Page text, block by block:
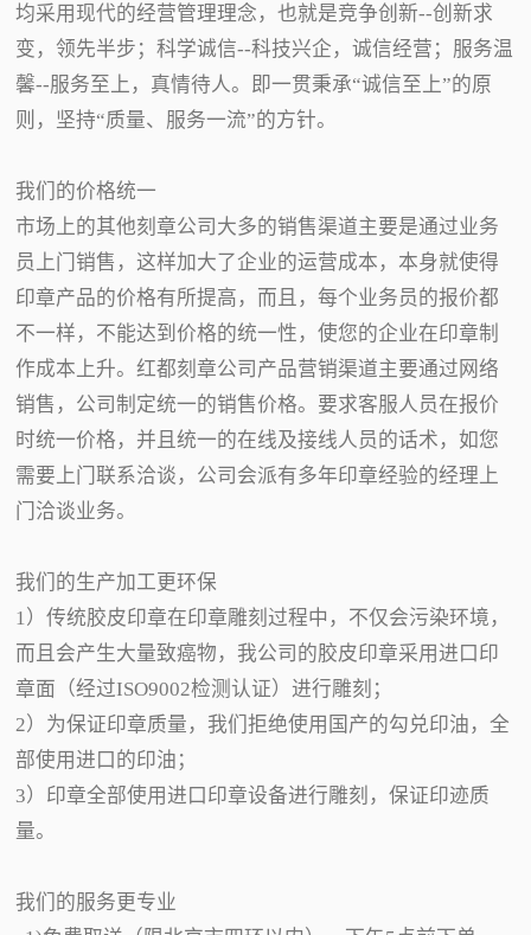
均采用现代的经营管理理念，也就是竞争创新--创新求
变，领先半步；科学诚信--科技兴企，诚信经营；服务温
馨--服务至上，真情待人。即一贯秉承“诚信至上”的原
则，坚持“质量、服务一流”的方针。
我们的价格统一
市场上的其他刻章公司大多的销售渠道主要是通过业务
员上门销售，这样加大了企业的运营成本，本身就使得
印章产品的价格有所提高，而且，每个业务员的报价都
不一样，不能达到价格的统一性，使您的企业在印章制
作成本上升。红都刻章公司产品营销渠道主要通过网络
销售，公司制定统一的销售价格。要求客服人员在报价
时统一价格，并且统一的在线及接线人员的话术，如您
需要上门联系洽谈，公司会派有多年印章经验的经理上
门洽谈业务。
我们的生产加工更环保
1）传统胶皮印章在印章雕刻过程中，不仅会污染环境，
而且会产生大量致癌物，我公司的胶皮印章采用进口印
章面（经过ISO9002检测认证）进行雕刻；
2）为保证印章质量，我们拒绝使用国产的勾兑印油，全
部使用进口的印油；
3）印章全部使用进口印章设备进行雕刻，保证印迹质
量。
我们的服务更专业